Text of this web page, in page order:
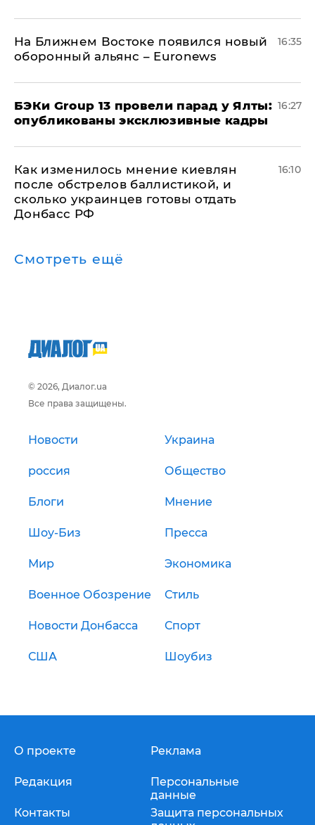
На Ближнем Востоке появился новый
оборонный альянс – Euronews
16:35
​БЭКи Group 13 провели парад у Ялты:
опубликованы эксклюзивные кадры
16:27
Как изменилось мнение киевлян
после обстрелов баллистикой, и
сколько украинцев готовы отдать
Донбасс РФ
16:10
Смотреть ещё
© 2026, Диалог.ua
Все права защищены.
Новости Украина
россия Общество
Блоги Мнение
Шоу-Биз Пресса
Мир Экономика
Военное Обозрение Стиль
Новости Донбасса Спорт
США Шоубиз
О проекте
Редакция
Контакты
Реклама
Персональные
данные
Защита персональных